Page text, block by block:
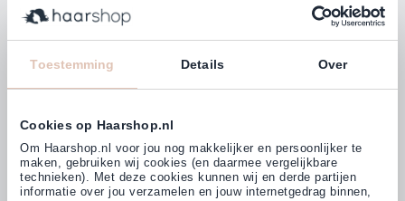
Toestemming Details Over
Cookies op Haarshop.nl
Om Haarshop.nl voor jou nog makkelijker en persoonlijker te
maken, gebruiken wij cookies (en daarmee vergelijkbare
technieken). Met deze cookies kunnen wij en derde partijen
informatie over jou verzamelen en jouw internetgedrag binnen,
Ontvang wekelijks de beste kortingsacties, tips en nieuws
rechtstreeks in jou e-mailbox.
E-mailadres
Inschrijven
Volg ons